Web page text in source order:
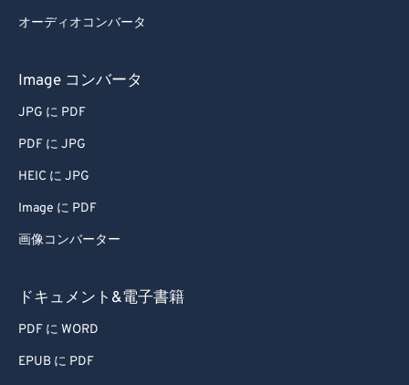
オーディオコンバータ
Image コンバータ
JPG に PDF
PDF に JPG
HEIC に JPG
Image に PDF
画像コンバーター
ドキュメント&電子書籍
PDF に WORD
EPUB に PDF